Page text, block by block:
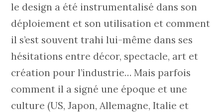
le design a été instrumentalisé dans son
déploiement et son utilisation et comment
il s’est souvent trahi lui-même dans ses
hésitations entre décor, spectacle, art et
création pour l’industrie… Mais parfois
comment il a signé une époque et une
culture (US, Japon, Allemagne, Italie et